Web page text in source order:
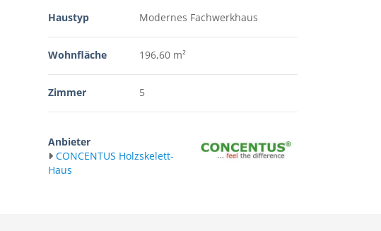
Haustyp Modernes Fachwerkhaus
Wohnfläche 196,60 m²
Zimmer 5
Anbieter
CONCENTUS Holzskelett-
Haus